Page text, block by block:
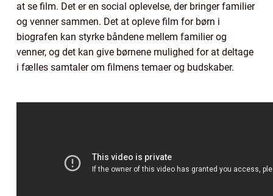
at se film. Det er en social oplevelse, der bringer familier
og venner sammen. Det at opleve film for børn i
biografen kan styrke båndene mellem familier og
venner, og det kan give børnene mulighed for at deltage
i fælles samtaler om filmens temaer og budskaber.